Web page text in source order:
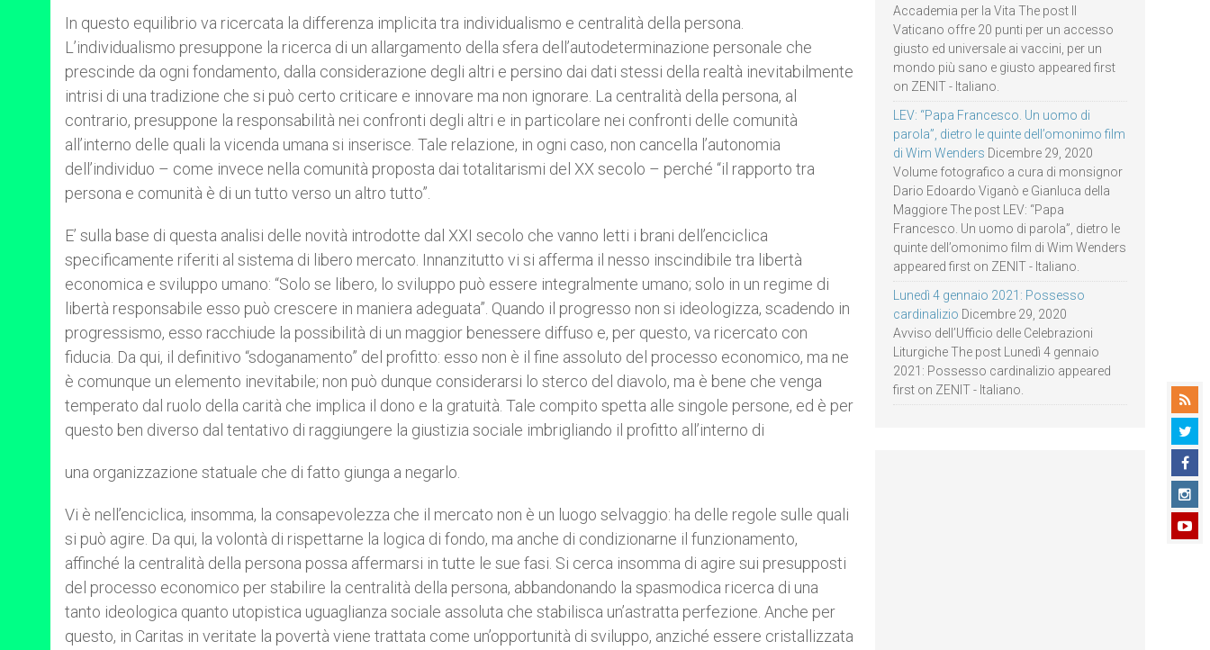
In questo equilibrio va ricercata la differenza implicita tra individualismo e centralità della persona.
L’individualismo presuppone la ricerca di un allargamento della sfera dell’autodeterminazione personale che
prescinde da ogni fondamento, dalla considerazione degli altri e persino dai dati stessi della realtà inevitabilmente
intrisi di una tradizione che si può certo criticare e innovare ma non ignorare. La centralità della persona, al
contrario, presuppone la responsabilità nei confronti degli altri e in particolare nei confronti delle comunità
all’interno delle quali la vicenda umana si inserisce. Tale relazione, in ogni caso, non cancella l’autonomia
dell’individuo – come invece nella comunità proposta dai totalitarismi del XX secolo – perché “il rapporto tra
persona e comunità è di un tutto verso un altro tutto”.
E’ sulla base di questa analisi delle novità introdotte dal XXI secolo che vanno letti i brani dell’enciclica
specificamente riferiti al sistema di libero mercato. Innanzitutto vi si afferma il nesso inscindibile tra libertà
economica e sviluppo umano: “Solo se libero, lo sviluppo può essere integralmente umano; solo in un regime di
libertà responsabile esso può crescere in maniera adeguata”. Quando il progresso non si ideologizza, scadendo in
progressismo, esso racchiude la possibilità di un maggior benessere diffuso e, per questo, va ricercato con
fiducia. Da qui, il definitivo “sdoganamento” del profitto: esso non è il fine assoluto del processo economico, ma ne
è comunque un elemento inevitabile; non può dunque considerarsi lo sterco del diavolo, ma è bene che venga
temperato dal ruolo della carità che implica il dono e la gratuità. Tale compito spetta alle singole persone, ed è per
questo ben diverso dal tentativo di raggiungere la giustizia sociale imbrigliando il profitto all’interno di
una organizzazione statuale che di fatto giunga a negarlo.
Vi è nell’enciclica, insomma, la consapevolezza che il mercato non è un luogo selvaggio: ha delle regole sulle quali
si può agire. Da qui, la volontà di rispettarne la logica di fondo, ma anche di condizionarne il funzionamento,
affinché la centralità della persona possa affermarsi in tutte le sue fasi. Si cerca insomma di agire sui presupposti
del processo economico per stabilire la centralità della persona, abbandonando la spasmodica ricerca di una
tanto ideologica quanto utopistica uguaglianza sociale assoluta che stabilisca un’astratta perfezione. Anche per
questo, in Caritas in veritate la povertà viene trattata come un’opportunità di sviluppo, anziché essere cristallizzata
Accademia per la Vita The post Il
Vaticano offre 20 punti per un accesso
giusto ed universale ai vaccini, per un
mondo più sano e giusto appeared first
on ZENIT - Italiano.
LEV: “Papa Francesco. Un uomo di
parola”, dietro le quinte dell’omonimo film
di Wim Wenders Dicembre 29, 2020
Volume fotografico a cura di monsignor
Dario Edoardo Viganò e Gianluca della
Maggiore The post LEV: “Papa
Francesco. Un uomo di parola”, dietro le
quinte dell’omonimo film di Wim Wenders
appeared first on ZENIT - Italiano.
Lunedì 4 gennaio 2021: Possesso
cardinalizio Dicembre 29, 2020
Avviso dell’Ufficio delle Celebrazioni
Liturgiche The post Lunedì 4 gennaio
2021: Possesso cardinalizio appeared
first on ZENIT - Italiano.